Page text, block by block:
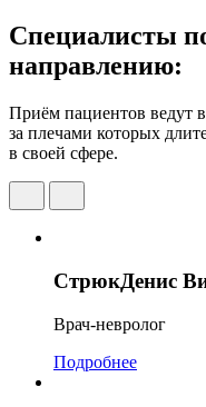
Специалисты
направлению:
Приём пациентов ведут
за плечами которых
в своей сфере.
СтрюкДенис
Врач-невролог
Подробнее